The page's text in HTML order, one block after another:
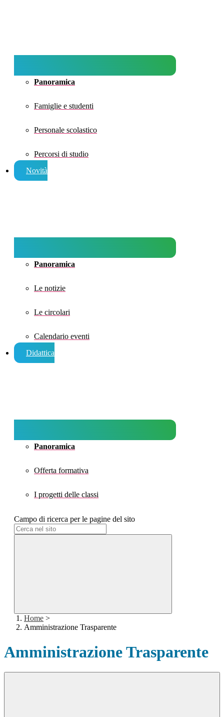
Panoramica
Famiglie e studenti
Personale scolastico
Percorsi di studio
Novità
Panoramica
Le notizie
Le circolari
Calendario eventi
Didattica
Panoramica
Offerta formativa
I progetti delle classi
Campo di ricerca per le pagine del sito
Home >
Amministrazione Trasparente
Amministrazione Trasparente